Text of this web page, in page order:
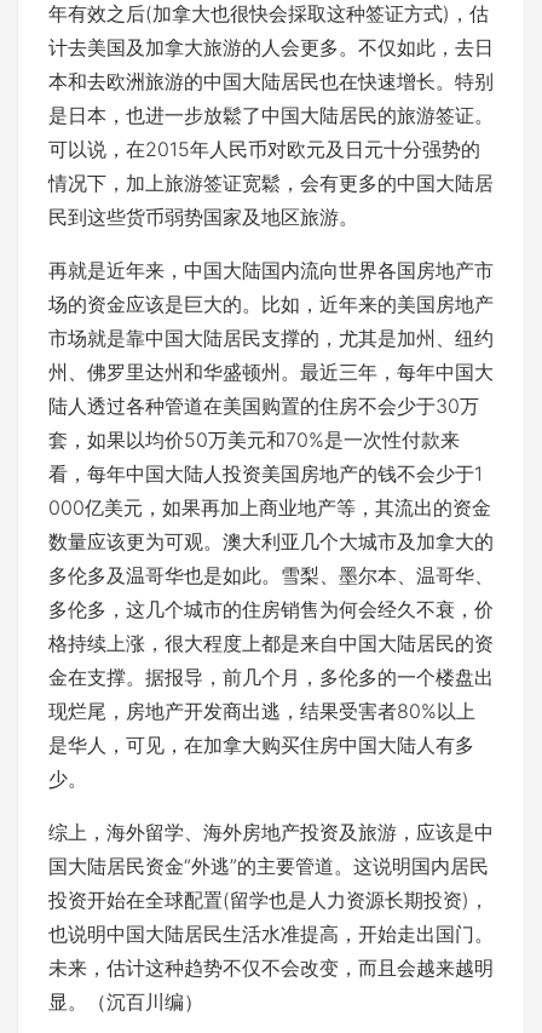
年有效之后(加拿大也很快会採取这种签证方式)，估
计去美国及加拿大旅游的人会更多。不仅如此，去日
本和去欧洲旅游的中国大陆居民也在快速增长。特别
是日本，也进一步放鬆了中国大陆居民的旅游签证。
可以说，在2015年人民币对欧元及日元十分强势的
情况下，加上旅游签证宽鬆，会有更多的中国大陆居
民到这些货币弱势国家及地区旅游。
再就是近年来，中国大陆国内流向世界各国房地产市
场的资金应该是巨大的。比如，近年来的美国房地产
市场就是靠中国大陆居民支撑的，尤其是加州、纽约
州、佛罗里达州和华盛顿州。最近三年，每年中国大
陆人透过各种管道在美国购置的住房不会少于30万
套，如果以均价50万美元和70%是一次性付款来
看，每年中国大陆人投资美国房地产的钱不会少于1
000亿美元，如果再加上商业地产等，其流出的资金
数量应该更为可观。澳大利亚几个大城市及加拿大的
多伦多及温哥华也是如此。雪梨、墨尔本、温哥华、
多伦多，这几个城市的住房销售为何会经久不衰，价
格持续上涨，很大程度上都是来自中国大陆居民的资
金在支撑。据报导，前几个月，多伦多的一个楼盘出
现烂尾，房地产开发商出逃，结果受害者80%以上
是华人，可见，在加拿大购买住房中国大陆人有多
少。
综上，海外留学、海外房地产投资及旅游，应该是中
国大陆居民资金“外逃”的主要管道。这说明国内居民
投资开始在全球配置(留学也是人力资源长期投资)，
也说明中国大陆居民生活水准提高，开始走出国门。
未来，估计这种趋势不仅不会改变，而且会越来越明
显。（沉百川编）